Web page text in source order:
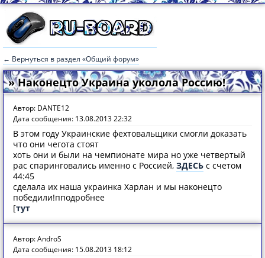
← Вернуться в раздел «Общий форум»
» Наконецто Украина уколола Россию!
Автор: DANTE12
Дата сообщения: 13.08.2013 22:32
В этом году Украинские фехтовальщики смогли доказать
что они чегота стоят
хоть они и были на чемпионате мира но уже четвертый
рас спаринговались именно с Россией, ЗДЕСЬ с счетом
44:45
сделала их наша украинка Харлан и мы наконецто
победили!пподробнее
[тут
Автор: AndroS
Дата сообщения: 15.08.2013 18:12